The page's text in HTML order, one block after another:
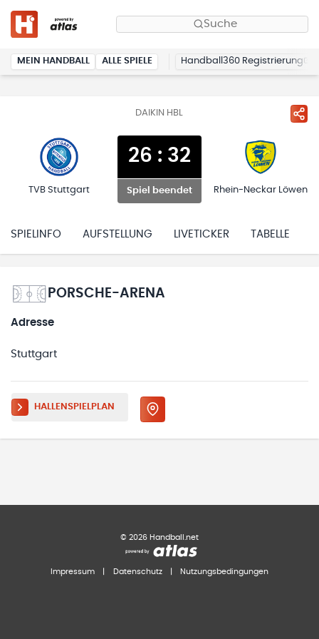
Suche
MEIN HANDBALL ALLE SPIELE Handball360 Registrierung
DAIKIN HBL
TVB Stuttgart
26 : 32
Spiel beendet Rhein-Neckar Löwen
SPIELINFO AUFSTELLUNG LIVETICKER TABELLE
PORSCHE-ARENA
Adresse
Stuttgart
HALLENSPIELPLAN
© 2026 Handball.net
Impressum Datenschutz Nutzungsbedingungen